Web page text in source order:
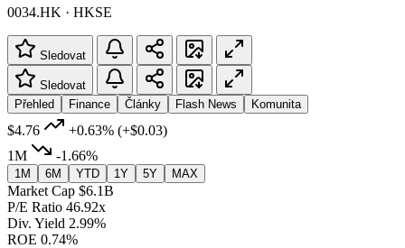
0034.HK · HKSE
Sledovat
Sledovat
Přehled
Finance Články Flash News Komunita
$4.76 +0.63% (+$0.03)
1M
-1.66%
1M 6M YTD 1Y 5Y MAX
Market Cap $6.1B
P/E Ratio 46.92x
Div. Yield 2.99%
ROE 0.74%